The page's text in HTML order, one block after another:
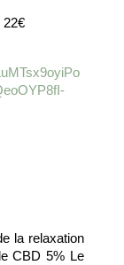
22€
la relaxation
CBD 5% Le